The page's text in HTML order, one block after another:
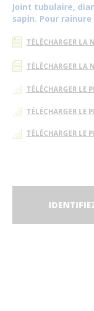
Joint tubulaire,
sapin. Pour
TÉLÉCHARGER LA
TÉLÉCHARGER LA
TÉLÉCHARGER LE
TÉLÉCHARGER LE
TÉLÉCHARGER LE